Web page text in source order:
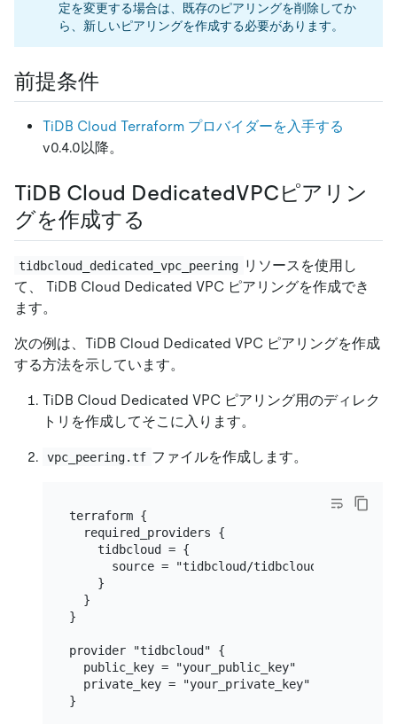
定を変更する場合は、既存のピアリングを削除してか
ら、新しいピアリングを作成する必要があります。
前提条件
TiDB Cloud Terraform プロバイダーを入手する
v0.4.0以降。
TiDB Cloud DedicatedVPCピアリン
グを作成する
tidbcloud_dedicated_vpc_peering リソースを使用し
て、 TiDB Cloud Dedicated VPC ピアリングを作成でき
ます。
次の例は、TiDB Cloud Dedicated VPC ピアリングを作成
する方法を示しています。
TiDB Cloud Dedicated VPC ピアリング用のディレク
トリを作成してそこに入ります。
vpc_peering.tf ファイルを作成します。
terraform {
  required_providers {
    tidbcloud = {
      source = "tidbcloud/tidbcloud"
    }
  }
}
provider "tidbcloud" {
  public_key = "your_public_key"
  private_key = "your_private_key"
}